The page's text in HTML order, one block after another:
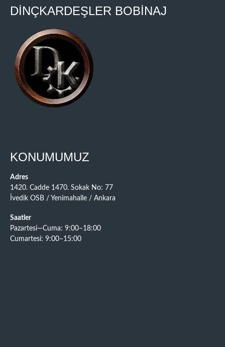
DİNÇKARDEŞLER BOBİNAJ
KONUMUMUZ
Adres
1420. Cadde 1470. Sokak No: 77
İvedik OSB / Yenimahalle / Ankara
Saatler
Pazartesi—Cuma: 9:00–18:00
Cumartesi: 9:00–15:00